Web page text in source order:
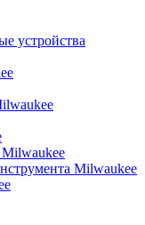
устройства
Milwaukee